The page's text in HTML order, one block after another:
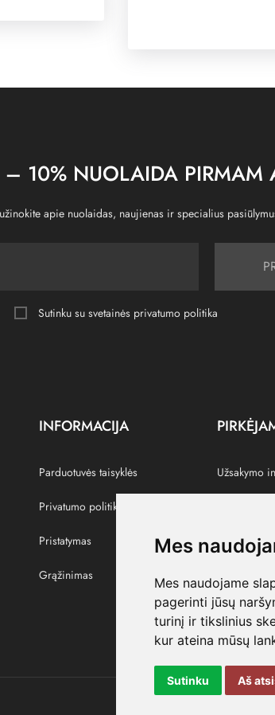
Mes
Mes naudojame
pagerinti jūsų
turinį ir tikslinius
kur ateina mūsų
Sutinku Aš
10% NUOLAIDA PIRMAM
apie nuolaidas, naujienas ir specialius
Sutinku su svetainės privatumo politika
INFORMACIJA
Parduotuvės taisyklės
Privatumo politika
Pristatymas
Grąžinimas
Užsakymo
Paskyra
Pamėgtos